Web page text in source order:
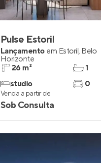
Pulse Estoril
Lançamento em Estoril, Belo
Horizonte
26 m²
studio
1
0
Venda a partir de
Sob Consulta